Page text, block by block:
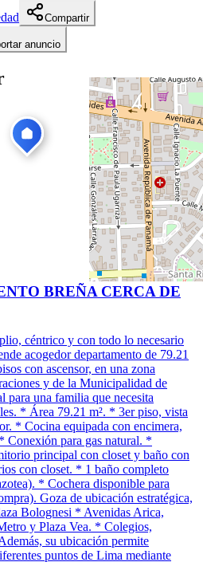
Compartir
anuncio
BREÑA CERCA DE
céntrico y con todo lo necesario
acogedor departamento de 79.21
con ascensor, en una zona
y de la Municipalidad de
para una familia que necesita
* Área 79.21 m². * 3er piso, vista
* Cocina equipada con encimera,
Conexión para gas natural. *
principal con closet y baño con
con closet. * 1 baño completo
* Cochera disponible para
Goza de ubicación estratégica,
Bolognesi * Avenidas Arica,
y Plaza Vea. * Colegios,
su ubicación permite
puntos de Lima mediante